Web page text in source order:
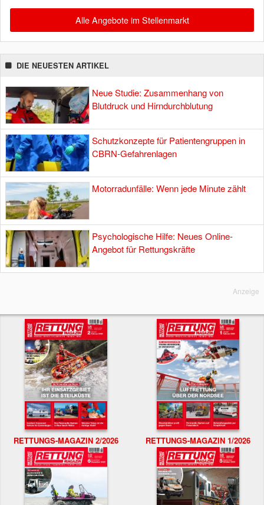
Alle Angebote im Stellenmarkt
DIE NEUESTEN ARTIKEL
Neue Studie: Zusammenhang von
Blutdruck und Hirndurchblutung
Schutzkonzepte für Patientengruppen in
CBRN-Gefahrenlagen
Motorradunfälle: Wenn jede Minute zählt
Psychologische Hilfe: Neues Online-
Angebot für Rettungskräfte
Anzeige
RETTUNGS-MAGAZIN 2/2026 RETTUNGS-MAGAZIN 1/2026